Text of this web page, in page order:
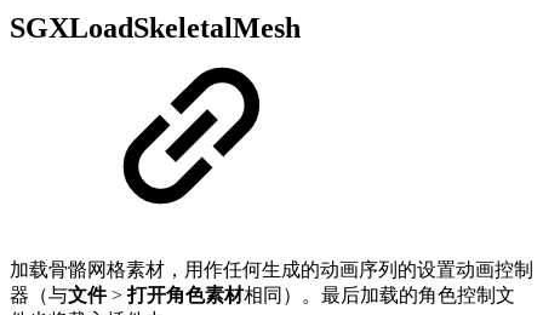
SGXLoadSkeletalMesh
加载骨骼网格素材，用作任何生成的动画序列的设置动画控制
器（与文件>打开角色素材相同）。最后加载的角色控制文